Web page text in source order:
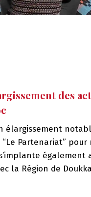
des
élargissement
“Le Partenariat”
également
la Région de